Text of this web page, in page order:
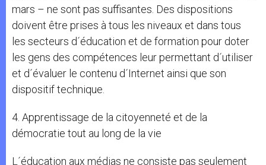
mars – ne sont pas suffisantes. Des dispositions
doivent être prises à tous les niveaux et dans tous
les secteurs d´éducation et de formation pour doter
les gens des compétences leur permettant d´utiliser
et d´évaluer le contenu d´Internet ainsi que son
dispositif technique.
4. Apprentissage de la citoyenneté et de la
démocratie tout au long de la vie
L´éducation aux médias ne consiste pas seulement